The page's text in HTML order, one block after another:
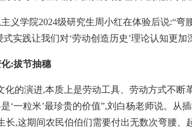
义学院2024级研究生周小红在体验后说:“弯
式实践让我们对‘劳动创造历史’理论认知更
:拔节抽穗
化的演进,本质上是劳动工具、劳动方式不断
‘一粒米’最珍贵的价值”,刘白杨老师说。
长,这期间农民伯伯们需要付出无数次弯腰